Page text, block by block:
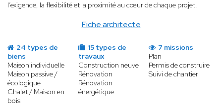
Fiche architecte
l’exigence, la flexibilité et la proximité au cœur de chaque projet.
24 types de
biens
Maison individuelle
Maison passive /
écologique
Chalet / Maison en
bois
15 types de
travaux
Construction neuve
Rénovation
Rénovation
énergétique
7 missions
Plan
Permis de construire
Suivi de chantier